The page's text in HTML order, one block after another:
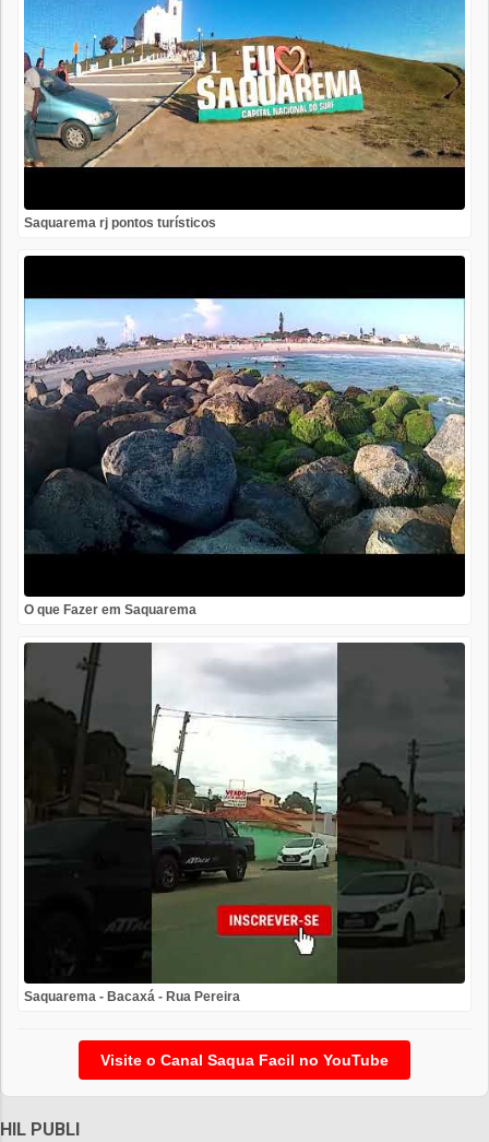
Saquarema rj pontos turísticos
O que Fazer em Saquarema
Saquarema - Bacaxá - Rua Pereira
Visite o Canal Saqua Facil no YouTube
HIL PUBLI